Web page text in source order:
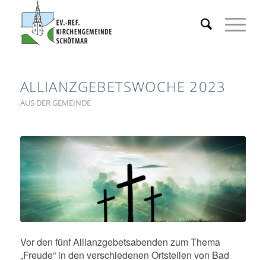
ALLIANZGEBETSWOCHE 2023
AUS DER GEMEINDE
Vor den fünf Allianzgebetsabenden zum Thema
„Freude“ in den verschiedenen Ortsteilen von Bad